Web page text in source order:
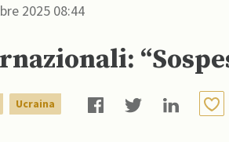
2025 08:44
Ucraina